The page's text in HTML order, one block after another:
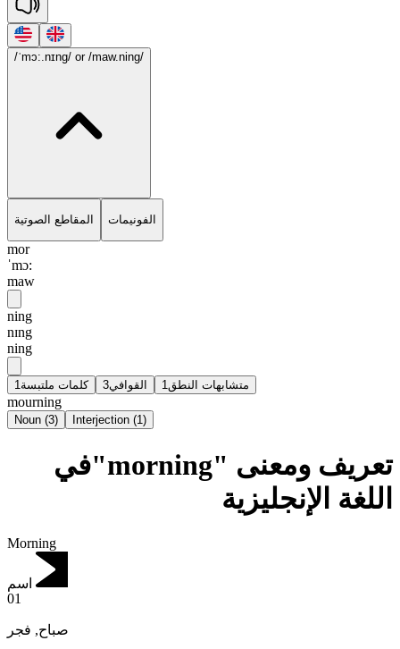
/ˈmɔ:.nɪng/ or /maw.ning/
المقاطع الصوتية الفونيمات
mor
ˈmɔ:
maw
ning
nɪng
ning
كلمات ملتبسة 1 القوافي3 متشابهات النطق 1
mourning
Noun (3) Interjection (1)
تعريف ومعنى "morning"في
اللغة الإنجليزية
Morning
اسم
01
صباح, فجر